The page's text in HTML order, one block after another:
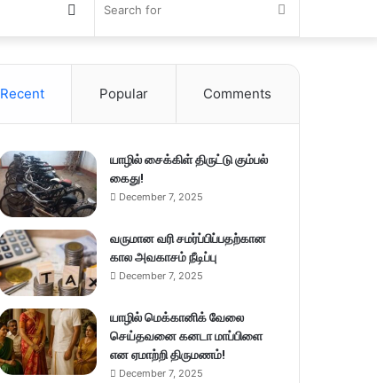
for
Switch
skin
Recent Popular Comments
யாழில் சைக்கிள் திருட்டு கும்பல்
கைது!
December 7, 2025
வருமான வரி சமர்ப்பிப்பதற்கான
கால அவகாசம் நீடிப்பு
December 7, 2025
யாழில் மெக்கானிக் வேலை
செய்தவனை கனடா மாப்பிளை
என ஏமாற்றி திருமணம்!
December 7, 2025